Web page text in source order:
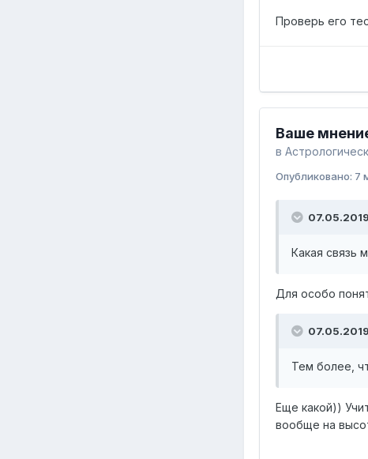
Проверь его
Ваше
в
Опубликовано: 7
Какая связь
Для особо
Тем более,
Еще какой))
вообще на